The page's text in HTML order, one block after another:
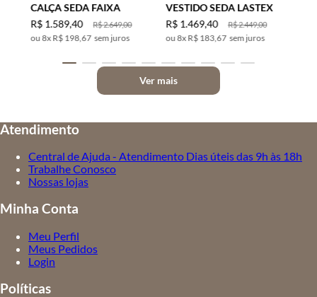
CALÇA SEDA FAIXA
R$2.649,00
R$ 1.589,40
8x R$ 198,67 sem juros
VESTIDO SEDA LASTEX
R$2.449,00
R$ 1.469,40
8x R$ 183,67 sem juros
Ver mais
Atendimento
Central de Ajuda - Atendimento Dias úteis das 9h às 18h
Trabalhe Conosco
Nossas lojas
Minha Conta
Meu Perfil
Meus Pedidos
Login
Políticas